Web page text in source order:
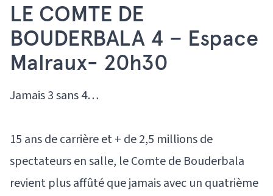
LE COMTE DE
BOUDERBALA 4 – Espace
Malraux- 20h30
Jamais 3 sans 4…
15 ans de carrière et + de 2,5 millions de
spectateurs en salle, le Comte de Bouderbala
revient plus affûté que jamais avec un quatrième